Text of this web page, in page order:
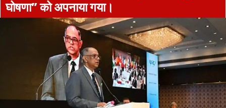
घोषणा” को अपनाया गया।